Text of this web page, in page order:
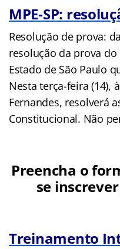
MPE-SP:
Resolução de prova:
resolução da prova
Estado de São Paulo
Nesta terça-feira (14),
Fernandes, resolverá
Constitucional. Não
Preencha o
se
Treinamento